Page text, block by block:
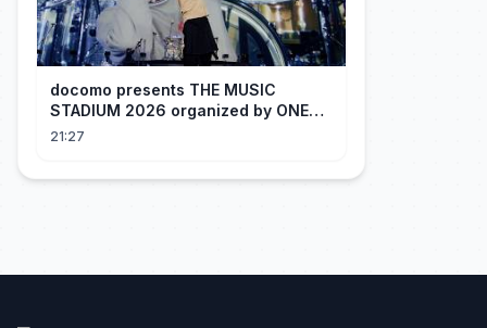
docomo presents THE MUSIC
STADIUM 2026 organized by ONE
OK ROCK [Recap]
21:27